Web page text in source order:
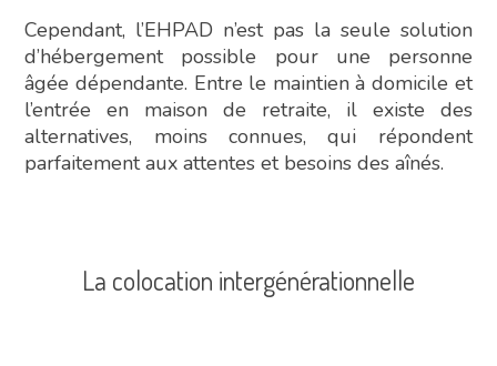
Cependant, l’EHPAD n’est pas la seule solution
d’hébergement possible pour une personne
âgée dépendante. Entre le maintien à domicile et
l’entrée en maison de retraite, il existe des
alternatives, moins connues, qui répondent
parfaitement aux attentes et besoins des aînés.
La colocation intergénérationnelle